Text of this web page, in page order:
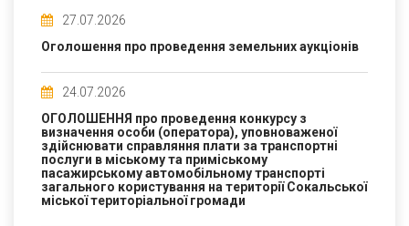
27.07.2026
Оголошення про проведення земельних аукціонів
24.07.2026
ОГОЛОШЕННЯ про проведення конкурсу з
визначення особи (оператора), уповноваженої
здійснювати справляння плати за транспортні
послуги в міському та приміському
пасажирському автомобільному транспорті
загального користування на території Сокальської
міської територіальної громади